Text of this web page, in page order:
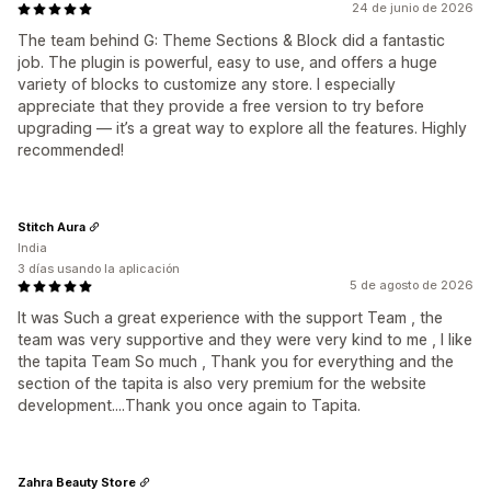
24 de junio de 2026
The team behind G: Theme Sections & Block did a fantastic
job. The plugin is powerful, easy to use, and offers a huge
variety of blocks to customize any store. I especially
appreciate that they provide a free version to try before
upgrading — it’s a great way to explore all the features. Highly
recommended!
5 de agosto de 2026
It was Such a great experience with the support Team , the
team was very supportive and they were very kind to me , I like
the tapita Team So much , Thank you for everything and the
section of the tapita is also very premium for the website
development....Thank you once again to Tapita.
Stitch Aura
India
3 días usando la aplicación
Zahra Beauty Store